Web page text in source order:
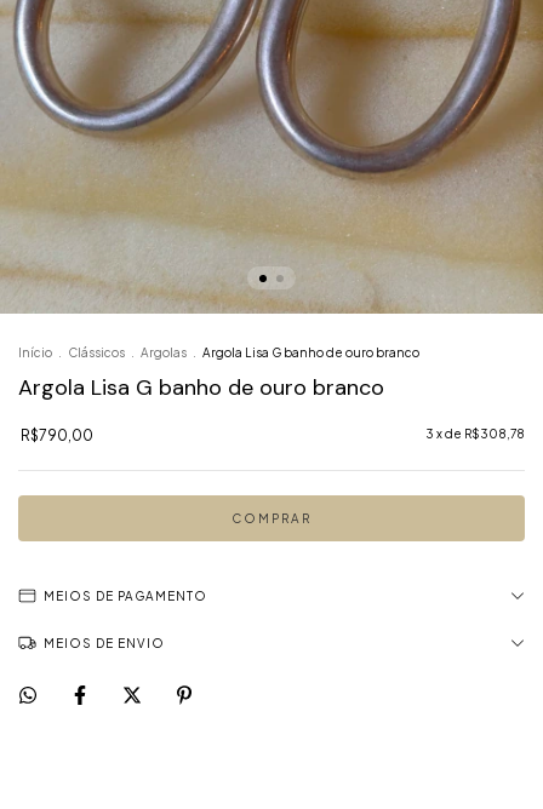
Início . Clássicos . Argolas . Argola Lisa G banho de ouro branco
Argola Lisa G banho de ouro branco
R$790,00 3 x de R$308,78
MEIOS DE PAGAMENTO
MEIOS DE ENVIO